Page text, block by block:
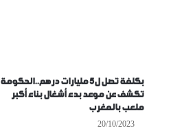
بكلفة تصل ل5 مليارات درهم..الحكومة
تكشف عن موعد بدء أشغال بناء أكبر
ملعب بالمغرب
20/10/2023